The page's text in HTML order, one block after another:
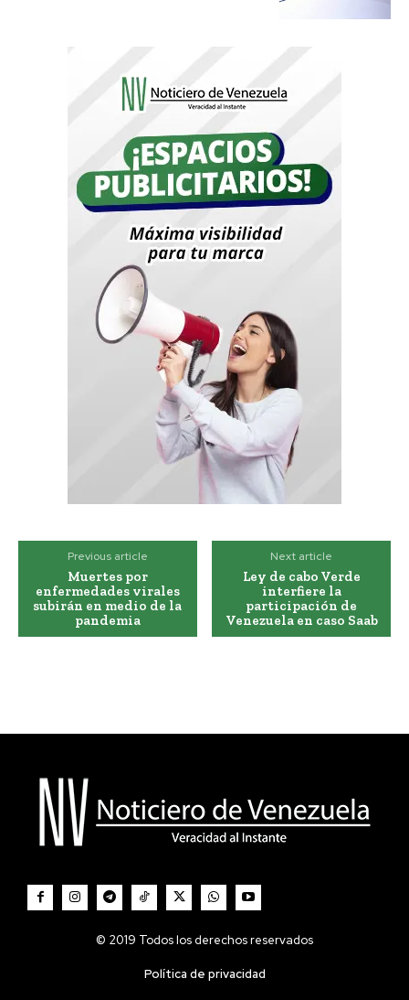
Previous article
Muertes por
enfermedades virales
subirán en medio de la
pandemia
Next article
Ley de cabo Verde
interfiere la
participación de
Venezuela en caso Saab
© 2019 Todos los derechos reservados
Política de privacidad